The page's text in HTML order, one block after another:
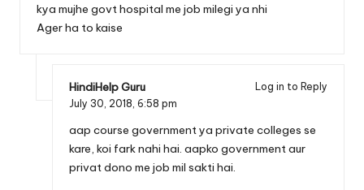
kya mujhe govt hospital me job milegi ya nhi
Ager ha to kaise
HindiHelp Guru
Log in to Reply
July 30, 2018, 6:58 pm
aap course government ya private colleges se
kare, koi fark nahi hai. aapko government aur
privat dono me job mil sakti hai.